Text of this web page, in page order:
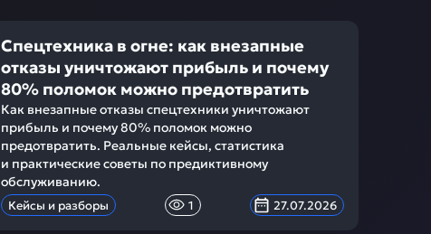
Спецтехника в огне: как внезапные
отказы уничтожают прибыль и почему
80% поломок можно предотвратить
Как внезапные отказы спецтехники уничтожают
прибыль и почему 80% поломок можно
предотвратить. Реальные кейсы, статистика
и практические советы по предиктивному
обслуживанию.
Кейсы и разборы 1 27.07.2026